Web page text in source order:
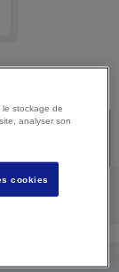
disponible.
stockage de
analyser son
cookies